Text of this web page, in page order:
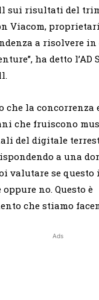
sui risultati del
Viacom,
a risolvere in
ha detto l’AD
che la
che fruiscono
del digitale
a una
valutare se questo
no. Questo è
che stiamo
Ads